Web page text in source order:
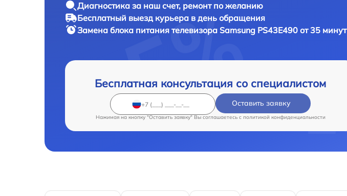
Диагностика за наш счет, ремонт по желанию
Бесплатный выезд курьера в день обращения
Замена блока питания телевизора Samsung PS43E490 от 35 минут
Бесплатная консультация со специалистом
Оставить заявку
Нажимая на кнопку "Оставить заявку" Вы соглашаетесь c политикой конфиденциальности